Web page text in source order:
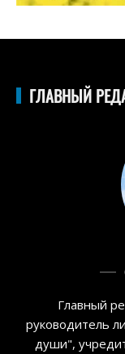
ГЛАВНЫЙ
Главный
руководитель
души",